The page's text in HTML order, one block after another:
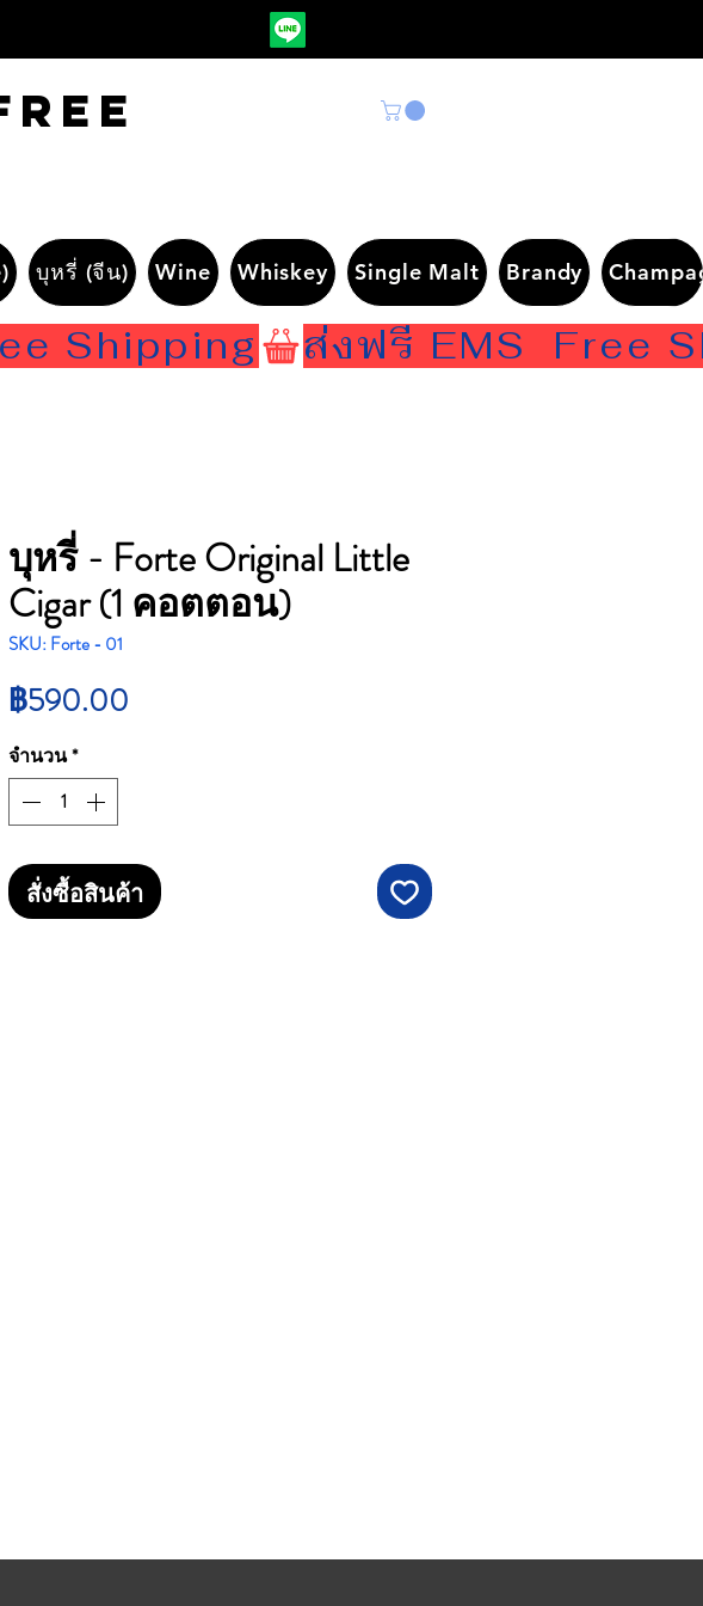
บุหรี่ (จีน) Wine Whiskey Single Malt Brandy
บุหรี่ - Forte Original Little
Cigar (1 คอตตอน)
SKU: Forte - 01
฿590.00
จำนวน*
สั่งซื้อสินค้า